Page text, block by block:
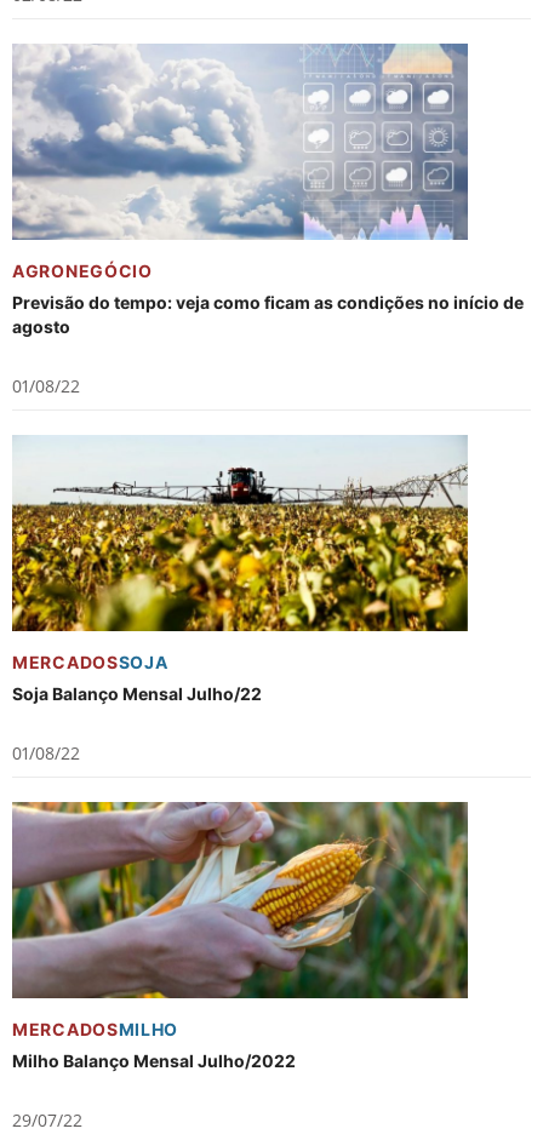
AGRONEGÓCIO
Previsão do tempo: veja como ficam as condições no início de
agosto
01/08/22
MERCADOSSOJA
Soja Balanço Mensal Julho/22
01/08/22
MERCADOSMILHO
Milho Balanço Mensal Julho/2022
29/07/22